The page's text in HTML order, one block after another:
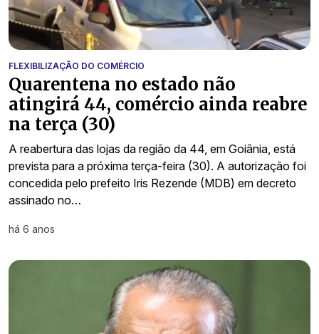
FLEXIBILIZAÇÃO DO COMÉRCIO
Quarentena no estado não
atingirá 44, comércio ainda reabre
na terça (30)
A reabertura das lojas da região da 44, em Goiânia, está
prevista para a próxima terça-feira (30). A autorização foi
concedida pelo prefeito Iris Rezende (MDB) em decreto
assinado no…
há 6 anos